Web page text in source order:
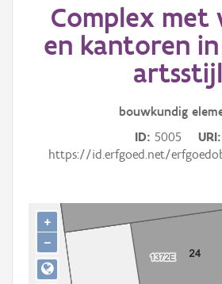
Erfgoedobject
Aanduidingsobject
Gebeurtenis
Downloads
Hergebruik
Complex met
en kantoren
artsstijl
bouwkundig
ID 5005
URI
https://id.erfgoed.net/
+
−